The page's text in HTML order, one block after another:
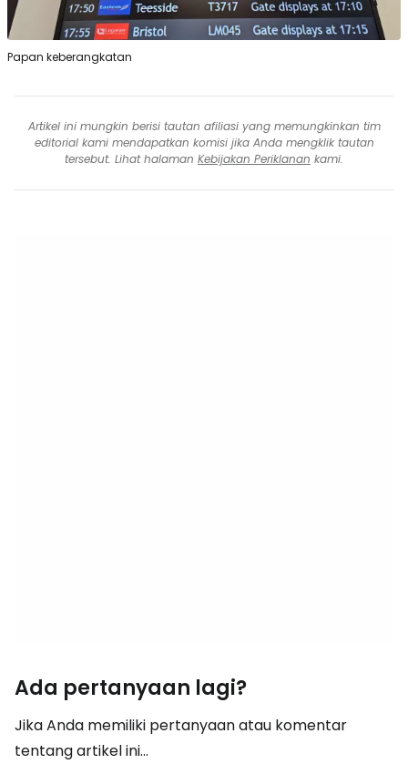
Papan keberangkatan
Artikel ini mungkin berisi tautan afiliasi yang memungkinkan tim
editorial kami mendapatkan komisi jika Anda mengklik tautan
tersebut. Lihat halaman Kebijakan Periklanan kami.
Ada pertanyaan lagi?
Jika Anda memiliki pertanyaan atau komentar
tentang artikel ini...